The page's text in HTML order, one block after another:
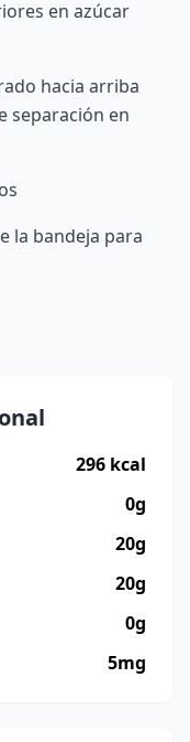
en azúcar
hacia arriba
separación en
la bandeja para
296 kcal
0g
20g
20g
0g
5mg